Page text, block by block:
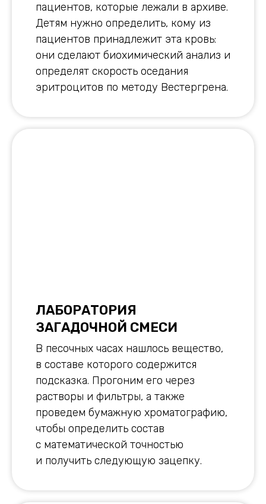
пациентов, которые лежали в архиве.
Детям нужно определить, кому из
пациентов принадлежит эта кровь:
они сделают биохимический анализ и
определят скорость оседания
эритроцитов по методу Вестергрена.
ЛАБОРАТОРИЯ
ЗАГАДОЧНОЙ СМЕСИ
В песочных часах нашлось вещество,
в составе которого содержится
подсказка. Прогоним его через
растворы и фильтры, а также
проведем бумажную хроматографию,
чтобы определить состав
с математической точностью
и получить следующую зацепку.